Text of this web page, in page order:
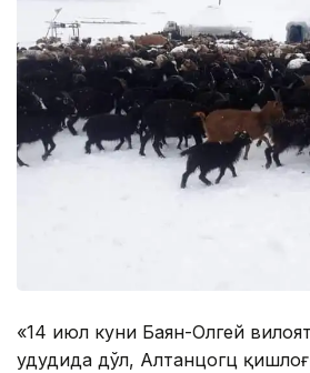
«14 июл куни Баян-Олгей
ҳудудида дўл, Алтанцогц